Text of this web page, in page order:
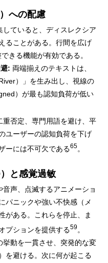
への配慮
していると、ディスレクシア
ることがある。行間を広げ
きる機能が有効である。
: 両端揃えのテキストは、
）」を生み出し、視線の
）が最も認知負荷が低い
重否定、専門用語を避け、平
ユーザーの認知負荷を下げ
ーには不可欠である65。
と感覚過敏
音声、点滅するアニメーショ
パニックや強い不快感（メ
がある。これらを停止、ま
プションを提供する59。
挙動を一貫させ、突発的な変
を避ける。次に何が起こる